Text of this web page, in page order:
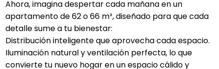
Ahora, imagina despertar cada mañana en un
apartamento de 62 o 66 m², diseñado para que cada
detalle sume a tu bienestar:
Distribución inteligente que aprovecha cada espacio.
Iluminación natural y ventilación perfecta, lo que
convierte tu nuevo hogar en un espacio cálido y